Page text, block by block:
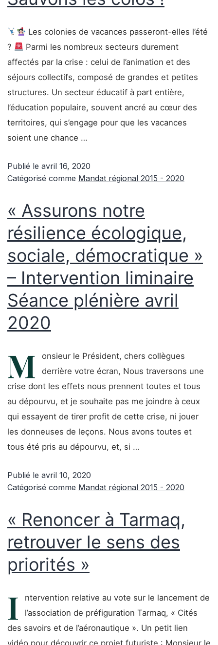
Les colonies de vacances passeront-elles l’été
?
Parmi les nombreux secteurs durement
affectés par la crise : celui de l’animation et des
séjours collectifs, composé de grandes et petites
structures. Un secteur éducatif à part entière,
l’éducation populaire, souvent ancré au cœur des
territoires, qui s’engage pour que les vacances
soient une chance …
Publié le avril 16, 2020
Catégorisé comme Mandat régional 2015 - 2020
« Assurons notre
résilience écologique,
sociale, démocratique »
– Intervention liminaire
Séance plénière avril
2020
M
onsieur le Président, chers collègues
derrière votre écran, Nous traversons une
crise dont les effets nous prennent toutes et tous
au dépourvu, et je souhaite pas me joindre à ceux
qui essayent de tirer profit de cette crise, ni jouer
les donneuses de leçons. Nous avons toutes et
tous été pris au dépourvu, et, si …
Publié le avril 10, 2020
Catégorisé comme Mandat régional 2015 - 2020
« Renoncer à Tarmaq,
retrouver le sens des
priorités »
I
ntervention relative au vote sur le lancement de
l’association de préfiguration Tarmaq, « Cités
des savoirs et de l’aéronautique ». Un petit lien
vidéo pour découvrir ce projet futuriste : Monsieur le